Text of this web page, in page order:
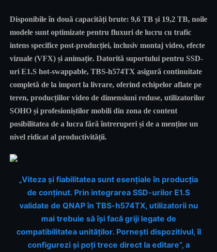
Disponibile în două capacități brute: 9,6 TB și 19,2 TB, noile
modele sunt optimizate pentru fluxuri de lucru cu trafic
intens specifice post-producției, inclusiv montaj video, efecte
vizuale (VFX) și animație. Datorită suportului pentru SSD-
uri E1.S hot-swappable, TBS-h574TX asigură continuitate
completă de la import la livrare, oferind echipelor aflate pe
teren, producțiilor video de dimensiuni reduse, utilizatorilor
SOHO și profesioniștilor mobili din zona de content
posibilitatea de a lucra fără întreruperi și de a menține un
nivel ridicat al productivității.
„Viteza și fiabilitatea sunt esențiale în producția
de conținut. Prin integrarea SSD-urilor E1.S
validate de QNAP în TBS-h574TX, utilizatorii nu
mai trebuie să își facă griji legate de
compatibilitatea unităților. Pornești dispozitivul, îl
configurezi și poți trece direct la editare”, a